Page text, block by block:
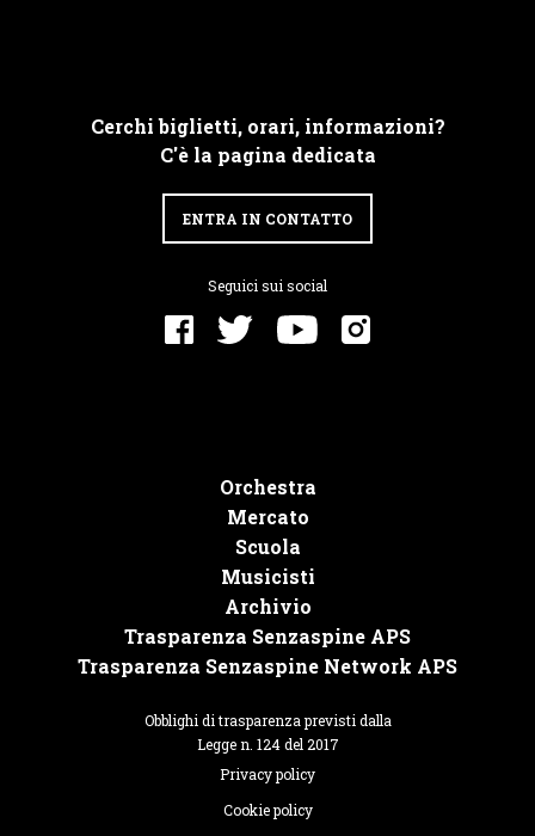
Cerchi biglietti, orari, informazioni?
C'è la pagina dedicata
ENTRA IN CONTATTO
Seguici sui social
Orchestra
Mercato
Scuola
Musicisti
Archivio
Trasparenza Senzaspine APS
Trasparenza Senzaspine Network APS
Obblighi di trasparenza previsti dalla
Legge n. 124 del 2017
Privacy policy
Cookie policy